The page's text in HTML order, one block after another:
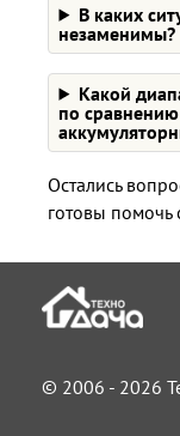
В каких
незаменимы?
Какой
по
Остались
готовы
© 2006 - 2026